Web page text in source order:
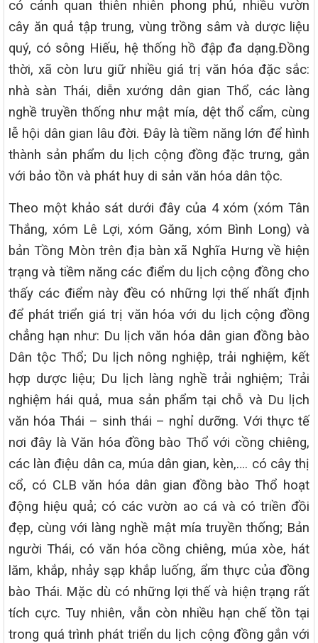
có cảnh quan thiên nhiên phong phú, nhiều vườn
cây ăn quả tập trung, vùng trồng sâm và dược liệu
quý, có sông Hiếu, hệ thống hồ đập đa dạng.Đồng
thời, xã còn lưu giữ nhiều giá trị văn hóa đặc sắc:
nhà sàn Thái, diễn xướng dân gian Thổ, các làng
nghề truyền thống như mật mía, dệt thổ cẩm, cùng
lễ hội dân gian lâu đời. Đây là tiềm năng lớn để hình
thành sản phẩm du lịch cộng đồng đặc trưng, gắn
với bảo tồn và phát huy di sản văn hóa dân tộc.
Theo một khảo sát dưới đây của 4 xóm (xóm Tân
Thắng, xóm Lê Lợi, xóm Găng, xóm Bình Long) và
bản Tồng Mòn trên địa bàn xã Nghĩa Hưng về hiện
trạng và tiềm năng các điểm du lịch cộng đồng cho
thấy các điểm này đều có những lợi thế nhất định
để phát triển giá trị văn hóa với du lịch cộng đồng
chẳng hạn như: Du lịch văn hóa dân gian đồng bào
Dân tộc Thổ; Du lịch nông nghiệp, trải nghiệm, kết
hợp dược liệu; Du lịch làng nghề trải nghiệm; Trải
nghiệm hái quả, mua sản phẩm tại chỗ và Du lịch
văn hóa Thái – sinh thái – nghỉ dưỡng. Với thực tế
nơi đây là Văn hóa đồng bào Thổ với cồng chiêng,
các làn điệu dân ca, múa dân gian, kèn,…. có cây thị
cổ, có CLB văn hóa dân gian đồng bào Thổ hoạt
động hiệu quả; có các vườn ao cá và có triền đồi
đẹp, cùng với làng nghề mật mía truyền thống; Bản
người Thái, có văn hóa cồng chiêng, múa xòe, hát
lăm, khắp, nhảy sạp khắp luống, ẩm thực của đồng
bào Thái. Mặc dù có những lợi thế và hiện trạng rất
tích cực. Tuy nhiên, vẫn còn nhiều hạn chế tồn tại
trong quá trình phát triển du lịch cộng đồng gắn với